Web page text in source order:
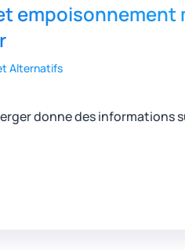
empoisonnement
Alternatifs
donne des informations